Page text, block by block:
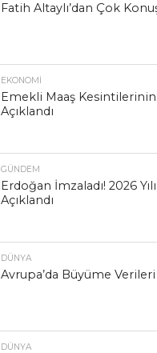
Fatih Altaylı’dan Çok
EKONOMI
Emekli Maaş Kesintilerinin
Açıklandı
GÜNDEM
Erdoğan İmzaladı! 2026
Açıklandı
DÜNYA
Avrupa’da Büyüme Verileri
DÜNYA